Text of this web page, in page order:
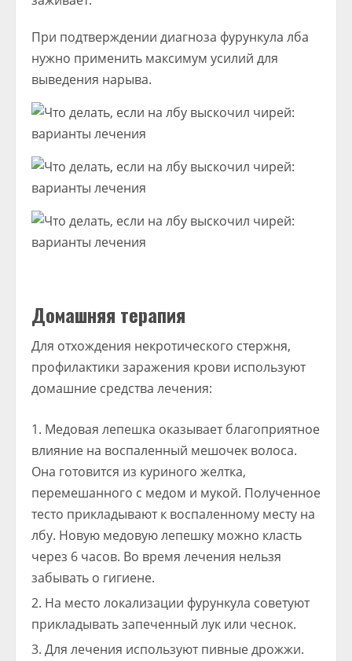
При подтверждении диагноза фурункула лба
нужно применить максимум усилий для
выведения нарыва.
Домашняя терапия
Для отхождения некротического стержня,
профилактики заражения крови используют
домашние средства лечения:
Медовая лепешка оказывает благоприятное
влияние на воспаленный мешочек волоса.
Она готовится из куриного желтка,
перемешанного с медом и мукой. Полученное
тесто прикладывают к воспаленному месту на
лбу. Новую медовую лепешку можно класть
через 6 часов. Во время лечения нельзя
забывать о гигиене.
На место локализации фурункула советуют
прикладывать запеченный лук или чеснок.
Для лечения используют пивные дрожжи.